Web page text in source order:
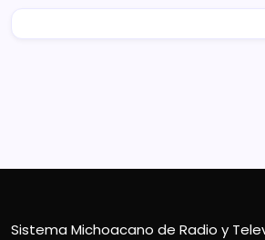
Sistema Michoacano de Radio y